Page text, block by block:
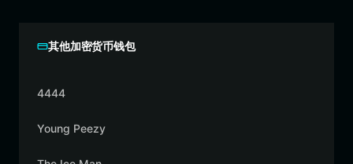
其他加密货币钱包
4444
Young Peezy